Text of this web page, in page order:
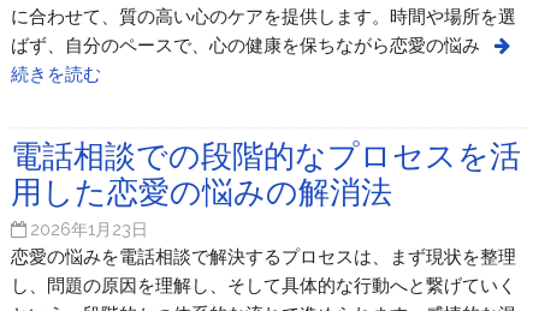
に合わせて、質の高い心のケアを提供します。時間や場所を選
ばず、自分のペースで、心の健康を保ちながら恋愛の悩み
続きを読む
電話相談での段階的なプロセスを活
用した恋愛の悩みの解消法
2026年1月23日
恋愛の悩みを電話相談で解決するプロセスは、まず現状を整理
し、問題の原因を理解し、そして具体的な行動へと繋げていく